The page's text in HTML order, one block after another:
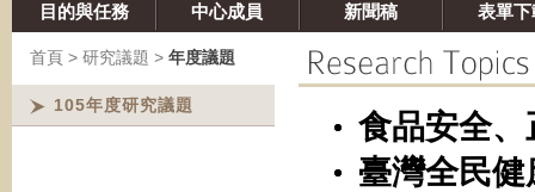
目的與任務 中心成員 新聞稿 表單下
首頁 > 研究議題 > 年度議題
105年度研究議題
食品安全
臺灣全民